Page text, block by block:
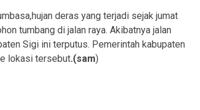
deras yang terjadi sejak jumat
tumbang di jalan raya. Akibatnya jalan
Sigi ini terputus. Pemerintah kabupaten
lokasi tersebut.(sam)